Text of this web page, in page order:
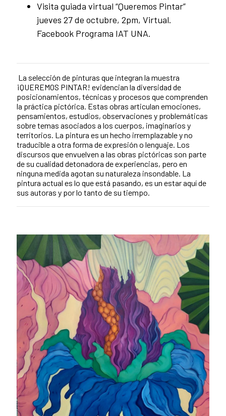
Visita guiada virtual “Queremos Pintar”
jueves 27 de octubre, 2pm, Virtual.
Facebook Programa IAT UNA.
La selección de pinturas que integran la muestra
¡QUEREMOS PINTAR! evidencian la diversidad de
posicionamientos, técnicas y procesos que comprenden
la práctica pictórica. Estas obras articulan emociones,
pensamientos, estudios, observaciones y problemáticas
sobre temas asociados a los cuerpos, imaginarios y
territorios. La pintura es un hecho irremplazable y no
traducible a otra forma de expresión o lenguaje. Los
discursos que envuelven a las obras pictóricas son parte
de su cualidad detonadora de experiencias, pero en
ninguna medida agotan su naturaleza insondable. La
pintura actual es lo que está pasando, es un estar aquí de
sus autoras y por lo tanto de su tiempo.